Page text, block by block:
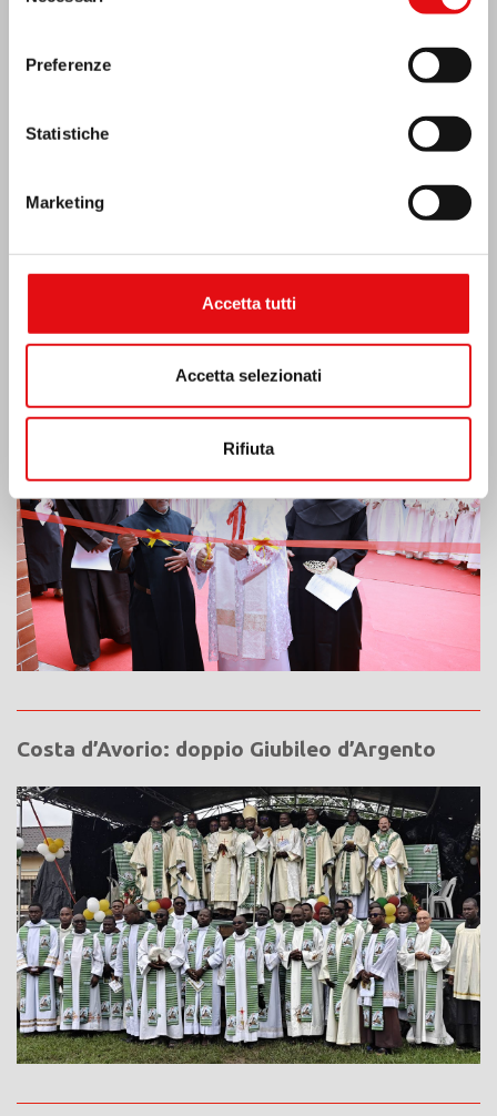
Preferenze
Statistiche
Marketing
Accetta tutti
Accetta selezionati
Rifiuta
India: Benedizione e inaugurazione del
Costa d’Avorio: doppio Giubileo d’Argento